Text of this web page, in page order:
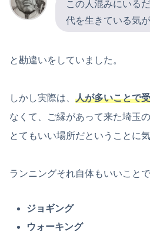
この人混みにいる
代を生きている気
と勘違いをしていました。
しかし実際は、 人が多いことで
なくて、ご縁があって来た埼玉
とてもいい場所だということに
ランニングそれ自体もいいこと
ジョギング
ウォーキング